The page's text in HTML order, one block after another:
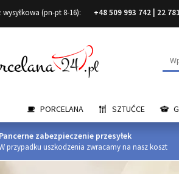
wysyłkowa (pn-pt 8-16): +48 509 993 742 22
PORCELANA SZTUĆCE
Pancerne zabezpieczenie przesyłek
przypadku uszkodzenia zwracamy na nasz koszt